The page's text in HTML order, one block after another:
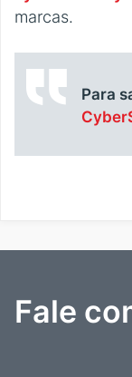
marcas.
Para
Fale